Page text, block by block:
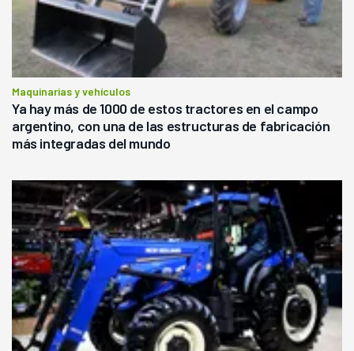
Maquinarias y vehículos
Ya hay más de 1000 de estos tractores en el campo
argentino, con una de las estructuras de fabricación
más integradas del mundo